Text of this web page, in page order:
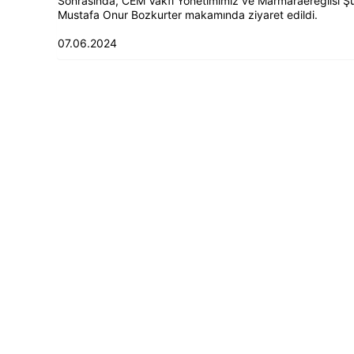
Mustafa Onur Bozkurter makamında ziyaret edildi.
07.06.2024